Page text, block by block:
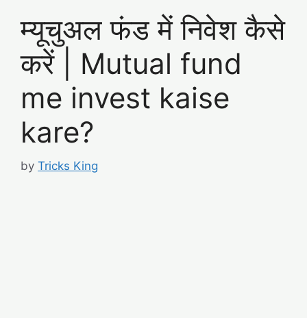
म्यूचुअल फंड में निवेश कैसे
करें | Mutual fund
me invest kaise
kare?
by Tricks King